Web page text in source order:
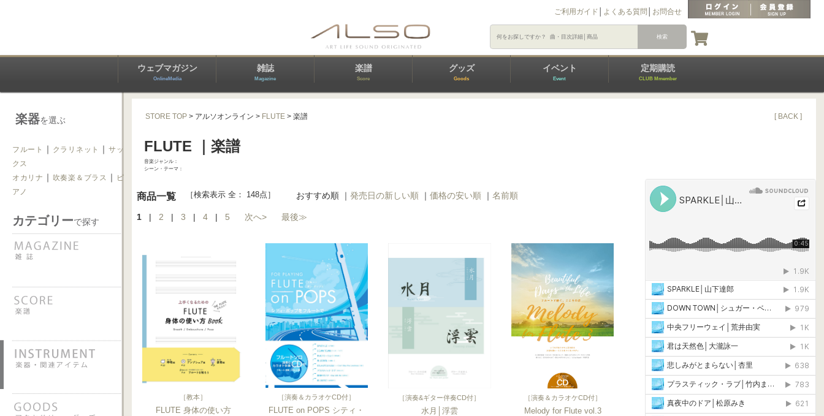
ご利用ガイド よくある質問 お問合せ
ウェブマガジン
OnlineMedia
雑誌
Magazine
楽譜
Score
グッズ
Goods
イベント
Event
定期購読
CLUB Mmember
楽器を選ぶ
フルート ｜ クラリネット ｜ サッ
クス
オカリナ ｜ 吹奏楽＆ブラス ｜
ピ
アノ
カテゴリーで探す
STORE TOP > アルソオンライン > FLUTE > 楽譜 [ BACK ]
FLUTE ｜楽譜
音楽ジャンル：
シーン・テーマ：
商品一覧 ［検索表示 全： 148点］ おすすめ順 ｜発売日の新しい順 ｜価格の安い順 ｜名前順
1 | 2 |3 |4 | 5 次へ> 最後≫
［教本］
FLUTE 身体の使い方
［演奏＆カラオケCD付］
FLUTE on POPS シティ・
［演奏&ギター伴奏CD付］
水月│浮雲
［演奏＆カラオケCD付］
Melody for Flute vol.3